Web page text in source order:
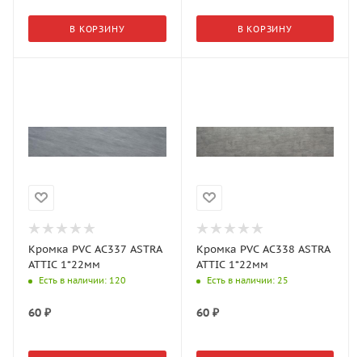
В КОРЗИНУ В КОРЗИНУ
Кромка PVC AC337 ASTRA
ATTIC 1*22мм
Есть в наличии: 120
60 ₽
Кромка PVC AC338 ASTRA
ATTIC 1*22мм
Есть в наличии: 25
60₽